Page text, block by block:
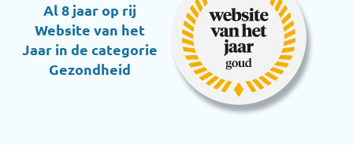
Al 8 jaar op rij
Website van het
Jaar in de categorie
Gezondheid